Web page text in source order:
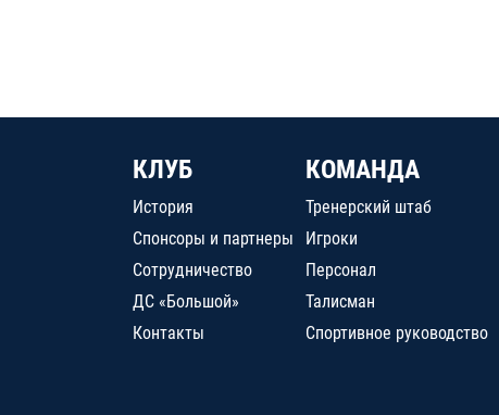
КЛУБ
История
Спонсоры и партнеры
Сотрудничество
ДС «Большой»
Контакты
КОМАНДА
Тренерский штаб
Игроки
Персонал
Талисман
Спортивное руководство